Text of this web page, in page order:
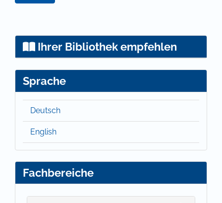
Ihrer Bibliothek empfehlen
Sprache
Deutsch
English
Fachbereiche